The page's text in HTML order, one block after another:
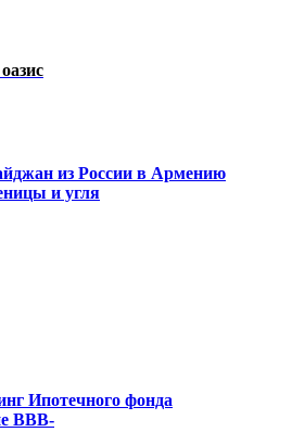
из России в Армению
и угля
Ипотечного фонда
BBB-